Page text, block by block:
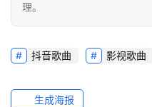
理。
抖音歌曲 影视歌曲
生成海报